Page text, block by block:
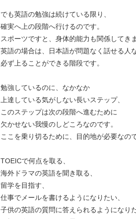
でも英語の勉強は続けている限り、
確実へ上の段階へ行けるのです。
スポーツですと、身体的能力も関係してき
英語の場合は、日本語が問題なく話せる人
必ず上ることができる階段です。
勉強しているのに、なかなか
上達している気がしない長いステップ、
このステップは次の段階へ進むために
欠かせない我慢のしどころなのです。
ここを乗り切るために、目的地が必要なので
TOEICで何点を取る、
海外ドラマの英語を聞き取る、
留学を目指す、
仕事でメールを書けるようになりたい、
子供の英語の質問に答えられるようになりた